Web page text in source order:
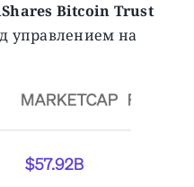
Bitcoin Trust
управлением на